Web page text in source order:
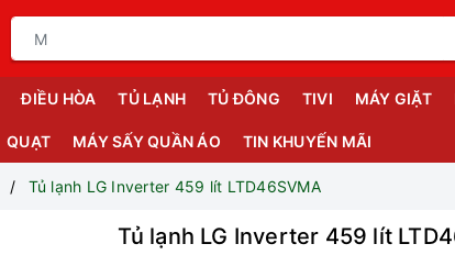
ĐIỀU HÒA TỦ LẠNH TỦ ĐÔNG TIVI MÁY GIẶT
QUẠT MÁY SẤY QUẦN ÁO TIN KHUYẾN MÃI
Tủ lạnh LG Inverter 459 lít LTD46SVMA
Tủ lạnh LG Inverter 459 lít